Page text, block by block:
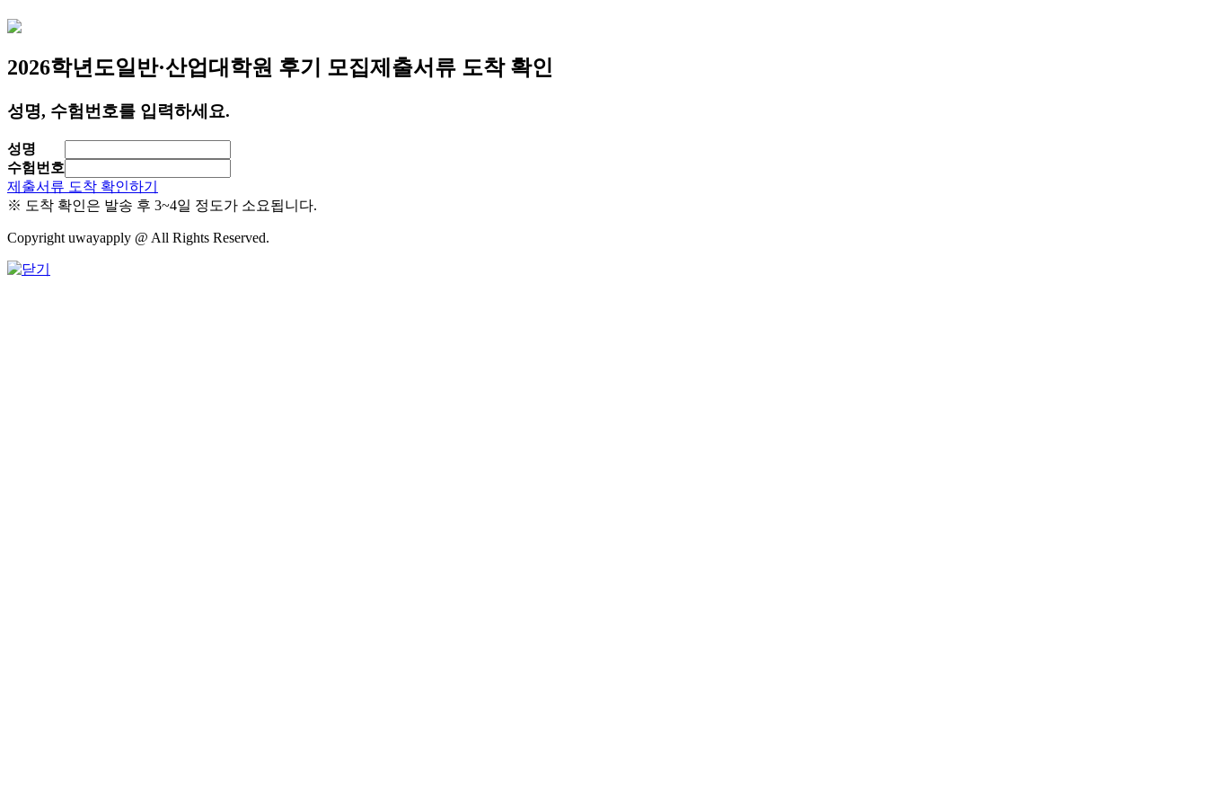
2026학년도일반·산업대학원 후기 모집제출서류 도착 확인
성명, 수험번호를 입력하세요.
성명
수험번호
제출서류 도착 확인하기
※ 도착 확인은 발송 후 3~4일 정도가 소요됩니다.
Copyright uwayapply @ All Rights Reserved.